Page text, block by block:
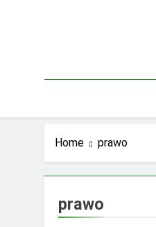
Home prawo
prawo